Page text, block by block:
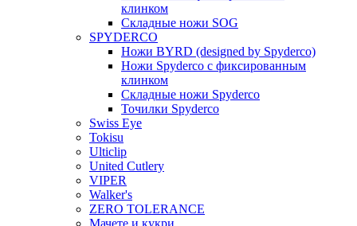
клинком
Складные ножи SOG
SPYDERCO
Ножи BYRD (designed by Spyderco)
Ножи Spyderco c фиксированным
клинком
Складные ножи Spyderco
Точилки Spyderco
Swiss Eye
Tokisu
Ulticlip
United Cutlery
VIPER
Walker's
ZERO TOLERANCE
Мачете и кукри